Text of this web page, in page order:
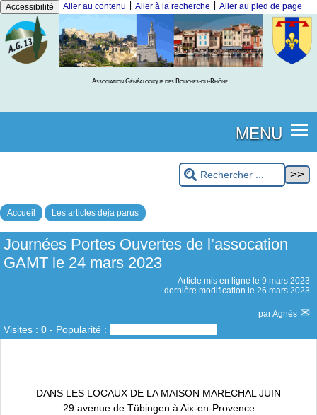
Accessibilité Aller au contenu Aller à la recherche Aller au pied de page
Association Généalogique des Bouches-du-Rhône
MENU
Accueil Les articles déja parus
Journées Portes Ouvertes de l’assocation
GAMT le 24 mars 2023
Article mis en ligne le 9 mars 2023
dernière modification le 26 mars 2023
parAgnès
Visites : 0 - Popularité :
DANS LES LOCAUX DE LA MAISON MARECHAL JUIN
29 avenue de Tübingen à Aix-en-Provence